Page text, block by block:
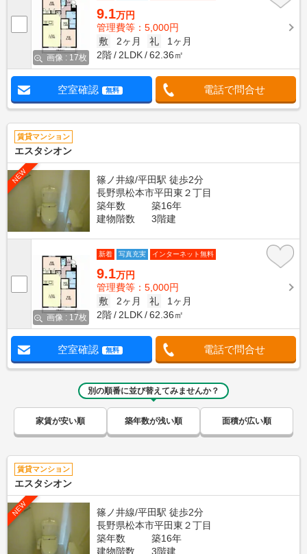
画像 : 17枚
9.1万円
管理費等：5,000円
敷
2ヶ月 礼
1ヶ月
2階
2LDK 62.36㎡
空室確認 無料 電話で問合せ
賃貸マンション
エスタシオン
NEW
篠ノ井線/平田駅 徒歩2分
長野県松本市平田東２丁目
築年数
築16年
建物階数
3階建
画像 : 17枚
新着 写真充実 インターネット無料
9.1万円
管理費等：5,000円
敷
2ヶ月 礼
1ヶ月
2階
2LDK 62.36㎡
空室確認 無料 電話で問合せ
別の順番に並び替えてみませんか？
家賃が安い順 築年数が浅い順 面積が広い順
賃貸マンション
エスタシオン
NEW
篠ノ井線/平田駅 徒歩2分
長野県松本市平田東２丁目
築年数
築16年
建物階数
3階建